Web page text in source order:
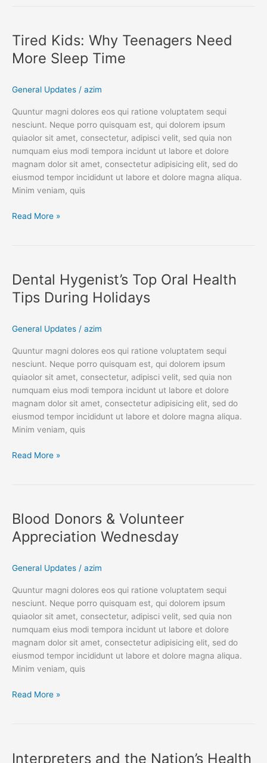
Tired Kids: Why Teenagers Need
More Sleep Time
General Updates / azim
Quuntur magni dolores eos qui ratione voluptatem sequi
nesciunt. Neque porro quisquam est, qui dolorem ipsum
quiaolor sit amet, consectetur, adipisci velit, sed quia non
numquam eius modi tempora incidunt ut labore et dolore
magnam dolor sit amet, consectetur adipisicing elit, sed do
eiusmod tempor incididunt ut labore et dolore magna aliqua.
Minim veniam, quis
Why
Teenagers
Need
Sleep
Read More »
Dental Hygenist’s Top Oral Health
Tips During Holidays
General Updates / azim
Quuntur magni dolores eos qui ratione voluptatem sequi
nesciunt. Neque porro quisquam est, qui dolorem ipsum
quiaolor sit amet, consectetur, adipisci velit, sed quia non
numquam eius modi tempora incidunt ut labore et dolore
magnam dolor sit amet, consectetur adipisicing elit, sed do
eiusmod tempor incididunt ut labore et dolore magna aliqua.
Minim veniam, quis
Top
Oral
Health
During
Read More »
Blood Donors & Volunteer
Appreciation Wednesday
General Updates / azim
Quuntur magni dolores eos qui ratione voluptatem sequi
nesciunt. Neque porro quisquam est, qui dolorem ipsum
quiaolor sit amet, consectetur, adipisci velit, sed quia non
numquam eius modi tempora incidunt ut labore et dolore
magnam dolor sit amet, consectetur adipisicing elit, sed do
eiusmod tempor incididunt ut labore et dolore magna aliqua.
Minim veniam, quis
&
Volunteer
Appreciation
Read More »
Interpreters and the Nation’s Health
the